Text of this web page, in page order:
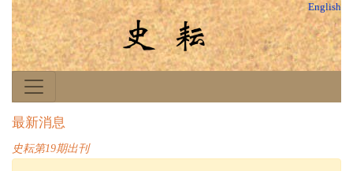
English
最新消息
史耘第19期出刊